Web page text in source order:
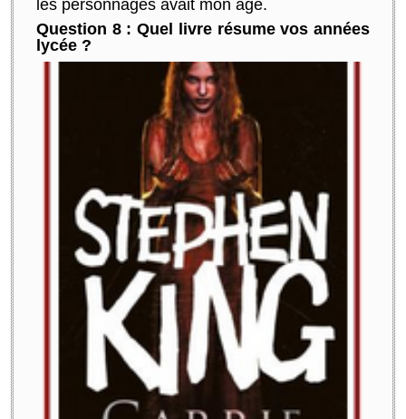
les personnages avait mon âge.
Question 8 : Quel livre résume vos années
lycée ?